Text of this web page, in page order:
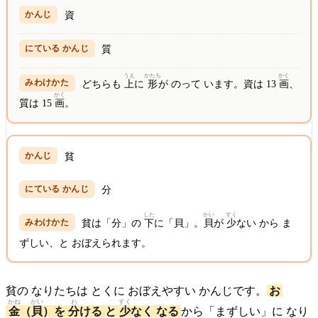
資
質
どちらも 上
うえ
に 形
かたち
が のって います。資は 13画
かく
質は 15 画
かく
。
貧
分
貧は「分」の下
した
に「貝」。 貝
かい
が 少
すく
ない から ま
ずしい、と おぼえられます。
貧の なりたちは とくに おぼえやすい かんじです。
お
金
かね
（ 貝
かい
）を 分
わ
ける と 少
すく
なく なる から「まずしい」に なり